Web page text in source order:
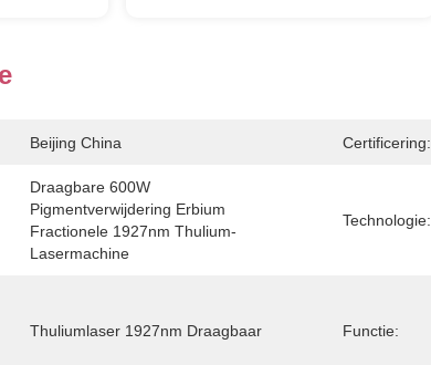
Beijing China Certificering:
Draagbare 600W
Pigmentverwijdering Erbium
Fractionele 1927nm Thulium-
Lasermachine
Technologie:
Thuliumlaser 1927nm Draagbaar Functie: